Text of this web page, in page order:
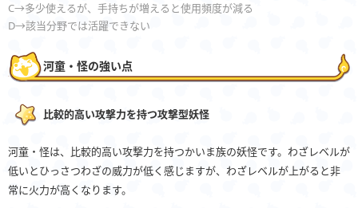
C→多少使えるが、手持ちが増えると使用頻度が減る
D→該当分野では活躍できない
河童・怪の強い点
比較的高い攻撃力を持つ攻撃型妖怪
河童・怪は、比較的高い攻撃力を持つかいま族の妖怪です。わざレベルが
低いとひっさつわざの威力が低く感じますが、わざレベルが上がると非
常に火力が高くなります。